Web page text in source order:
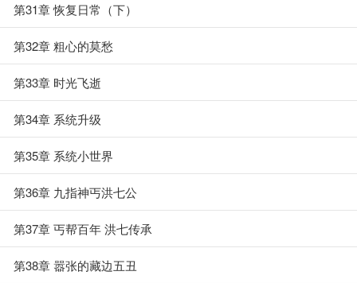
第31章 恢复日常（下）
第32章 粗心的莫愁
第33章 时光飞逝
第34章 系统升级
第35章 系统小世界
第36章 九指神丐洪七公
第37章 丐帮百年 洪七传承
第38章 嚣张的藏边五丑